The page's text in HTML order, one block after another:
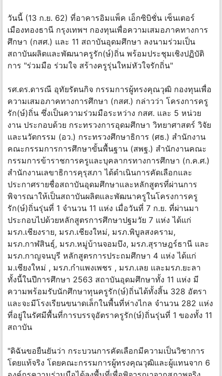
วันนี้ (13 ก.ย. 62) ที่อาคารอิมแพ็ค เอ็กซิบิชั่น เซ็นเตอร์
เมืองทองธานี กรุงเทพฯ กองทุนเพื่อความเสมอภาคทางการ
ศึกษา (กสศ.) และ 11 สถาบันอุดมศึกษา ลงนามร่วมเป็น
สถาบันผลิตและพัฒนาครูรัก(ษ์)ถิ่น พร้อมประชุมเชิงปฏิบัติ
การ "ร่วมมือ ร่วมใจ สร้างครูรุ่นใหม่หัวใจรักถิ่น"
รศ.ดร.ดารณี อุทัยรัตนกิจ กรรมการผู้ทรงคุณวุฒิ กองทุนเพื่อ
ความเสมอภาคทางการศึกษา (กสศ.) กล่าวว่า โครงการครู
รัก(ษ์)ถิ่น ซึ่งเป็นความร่วมมือระหว่าง กสศ. และ 5 หน่วย
งาน ประกอบด้วย กระทรวงการอุดมศึกษา วิทยาศาสตร์ วิจัย
และนวัตกรรม (อว.) กระทรวงศึกษาธิการ (ศธ.) สำนักงาน
คณะกรรมการการศึกษาขั้นพื้นฐาน (สพฐ.) สำนักงานคณะ
กรรมการข้าราชการครูและบุคลากรทางการศึกษา (ก.ค.ศ.)
สำนักงานเลขาธิการคุรุสภา ได้ดำเนินการคัดเลือกและ
ประกาศรายชื่อสถาบันอุดมศึกษาและหลักสูตรที่ผ่านการ
พิจารณาให้เป็นสถาบันผลิตและพัฒนาครูในโครงการครู
รัก(ษ์)ถิ่นรุ่นที่ 1 จำนวน 11 แห่ง เมื่อวันที่ 7 ก.ย. ที่ผ่านมา
ประกอบไปด้วยหลักสูตรการศึกษาปฐมวัย 7 แห่ง ได้แก่
มรภ.เชียงราย, มรภ.เชียงใหม่, มรภ.พิบูลสงคราม,
มรภ.กาฬสินธุ์, มรภ.หมู่บ้านจอมบึง, มรภ.สุราษฎร์ธานี และ
มรภ.กาญจนบุรี หลักสูตรการประถมศึกษา 4 แห่ง ได้แก่
ม.เชียงใหม่ , มรภ.กำแพงเพชร , มรภ.เลย และมรภ.ยะลา
ทั้งนี้ในปีการศึกษา 2563 สถาบันอุดมศึกษาทั้ง 11 แห่ง มี
ความพร้อมรับนักศึกษาทุนครูรัก(ษ์)ถิ่นได้ทั้งสิ้น 328 อัตรา
และจะมีโรงเรียนขนาดเล็กในพื้นที่ห่างไกล จำนวน 282 แห่ง
ที่อยู่ในรัศมีพื้นที่การบรรจุอัตราครูรัก(ษ์)ถิ่นรุ่นที่ 1 ของทั้ง 11
สถาบัน
"ดิฉันขอยืนยันว่า กระบวนการคัดเลือกมีความเป็นวิชาการ
โดยแท้จริง โดยคณะกรรมการผู้ทรงคุณวุฒิและผู้แทนจาก 6